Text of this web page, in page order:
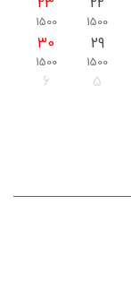
22
1500
23
1500
29
1500
30
1500
5
6